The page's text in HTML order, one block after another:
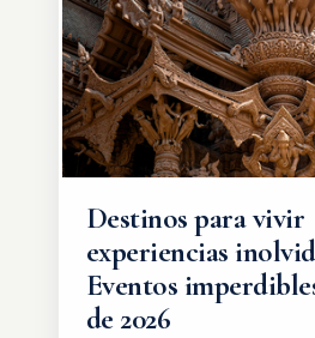
experiencia de viaje
diferente.
Destinos para vivir
experiencias
Eventos
de 2026